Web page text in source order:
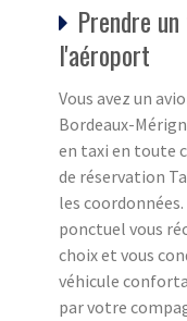
Prendre
l'aéroport
Vous avez un
Bordeaux-
en taxi en toute
de réservation
les
ponctuel vous
choix et vous
véhicule
par votre